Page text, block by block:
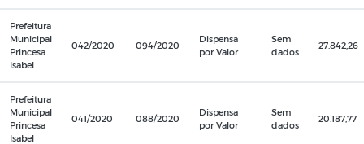
Prefeitura
Municipal
Princesa
Isabel
042/2020 094/2020
Dispensa
por Valor
Sem
dados
27.842,26
Prefeitura
Municipal
Princesa
Isabel
041/2020 088/2020
Dispensa
por Valor
Sem
dados
20.187,77